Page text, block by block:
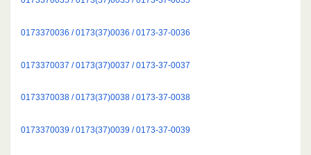
0173370036 / 0173(37)0036 / 0173-37-0036
0173370037 / 0173(37)0037 / 0173-37-0037
0173370038 / 0173(37)0038 / 0173-37-0038
0173370039 / 0173(37)0039 / 0173-37-0039